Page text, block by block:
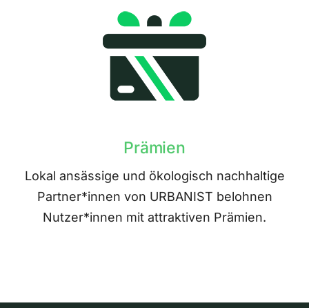
Prämien
Lokal ansässige und ökologisch nachhaltige
Partner*innen von URBANIST belohnen
Nutzer*innen mit attraktiven Prämien.